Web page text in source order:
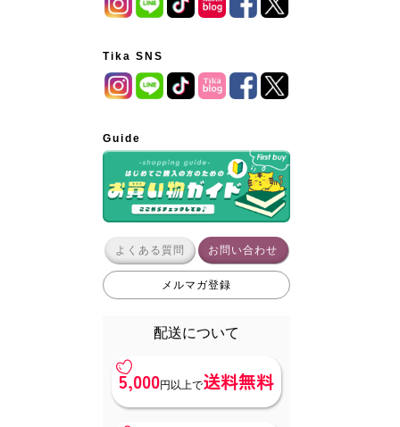
Tika SNS
Guide
よくある質問 お問い合わせ
メルマガ登録
配送について
5,000円以上で送料無料